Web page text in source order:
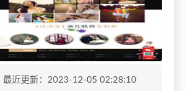
最近更新：2023-12-05 02:28:10